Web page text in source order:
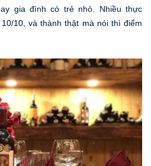
gia đình có trẻ nhỏ. Nhiều thực
10, và thành thật mà nói thì điểm